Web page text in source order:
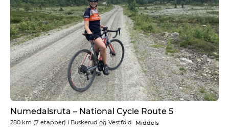
Numedalsruta – National Cycle Route 5
280 km (7 etapper) i Buskerud og Vestfold Middels